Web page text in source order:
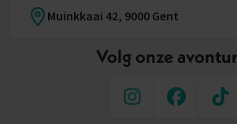
Muinkkaai 42, 9000 Gent
Volg onze